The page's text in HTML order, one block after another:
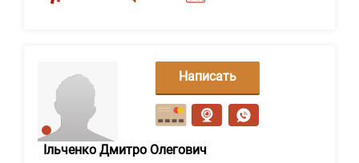
Ільченко Дмитро Олегович
Написать
сообщение